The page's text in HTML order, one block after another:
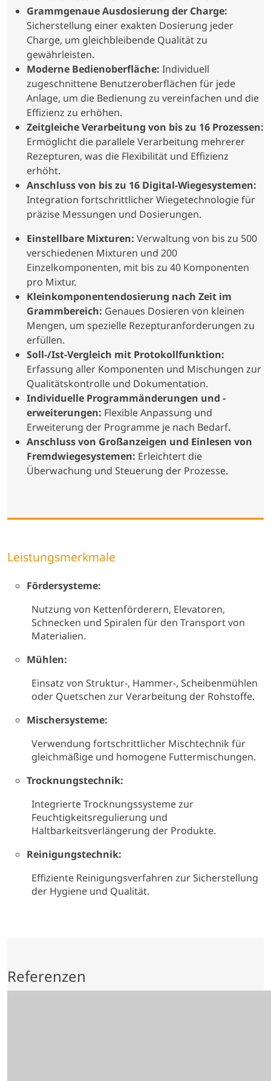
Grammgenaue Ausdosierung der Charge:
Sicherstellung einer exakten Dosierung jeder
Charge, um gleichbleibende Qualität zu
gewährleisten.
Moderne Bedienoberfläche: Individuell
zugeschnittene Benutzeroberflächen für jede
Anlage, um die Bedienung zu vereinfachen und die
Effizienz zu erhöhen.
Zeitgleiche Verarbeitung von bis zu 16 Prozessen:
Ermöglicht die parallele Verarbeitung mehrerer
Rezepturen, was die Flexibilität und Effizienz
erhöht.
Anschluss von bis zu 16 Digital-Wiegesystemen:
Integration fortschrittlicher Wiegetechnologie für
präzise Messungen und Dosierungen.
Einstellbare Mixturen: Verwaltung von bis zu 500
verschiedenen Mixturen und 200
Einzelkomponenten, mit bis zu 40 Komponenten
pro Mixtur.
Kleinkomponentendosierung nach Zeit im
Grammbereich: Genaues Dosieren von kleinen
Mengen, um spezielle Rezepturanforderungen zu
erfüllen.
Soll-/Ist-Vergleich mit Protokollfunktion:
Erfassung aller Komponenten und Mischungen zur
Qualitätskontrolle und Dokumentation.
Individuelle Programmänderungen und -
erweiterungen: Flexible Anpassung und
Erweiterung der Programme je nach Bedarf.
Anschluss von Großanzeigen und Einlesen von
Fremdwiegesystemen: Erleichtert die
Überwachung und Steuerung der Prozesse.
Leistungsmerkmale
Fördersysteme:
Nutzung von Kettenförderern, Elevatoren,
Schnecken und Spiralen für den Transport von
Materialien.
Mühlen:
Einsatz von Struktur-, Hammer-, Scheibenmühlen
oder Quetschen zur Verarbeitung der Rohstoffe.
Mischersysteme:
Verwendung fortschrittlicher Mischtechnik für
gleichmäßige und homogene Futtermischungen.
Trocknungstechnik:
Integrierte Trocknungssysteme zur
Feuchtigkeitsregulierung und
Haltbarkeitsverlängerung der Produkte.
Reinigungstechnik:
Effiziente Reinigungsverfahren zur Sicherstellung
der Hygiene und Qualität.
Referenzen